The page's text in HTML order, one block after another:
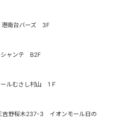
南台バーズ 3F
ャンテ B2F
ルむさし村山 1Ｆ
吉野桜木237-3 イオンモール日の